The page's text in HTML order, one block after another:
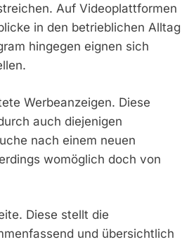
Auf Videoplattformen
in den betrieblichen Alltag
hingegen eignen sich
Werbeanzeigen. Diese
auch diejenigen
nach einem neuen
womöglich doch von
Diese stellt die
und übersichtlich